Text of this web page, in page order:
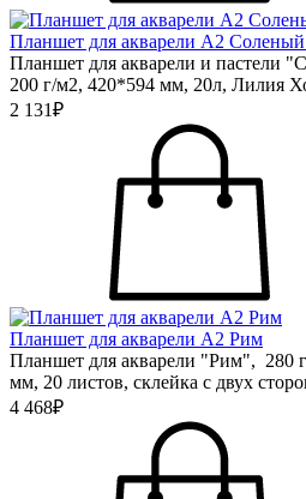
Планшет для акварели А2
Планшет для акварели и пастели
200 г/м2, 420*594 мм, 20л, Лилия
2 131₽
Планшет для акварели А2 Рим
Планшет для акварели "Рим", 280
мм, 20 листов, склейка с двух
4 468₽